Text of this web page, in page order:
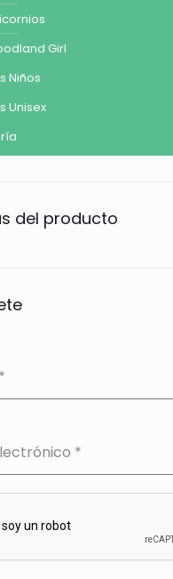
Girl
Niños
Unisex
del producto
*
*